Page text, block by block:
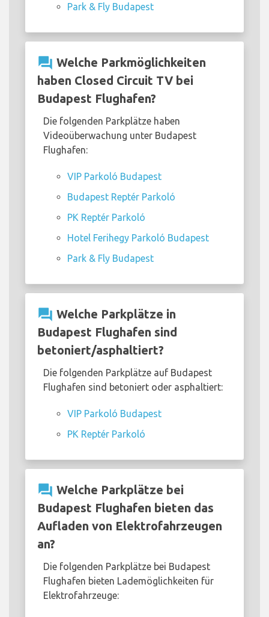
Park & Fly Budapest
question_answer Welche Parkmöglichkeiten
haben Closed Circuit TV bei
Budapest Flughafen?
Die folgenden Parkplätze haben
Videoüberwachung unter Budapest
Flughafen:
VIP Parkoló Budapest
Budapest Reptér Parkoló
PK Reptér Parkoló
Hotel Ferihegy Parkoló Budapest
Park & Fly Budapest
question_answer Welche Parkplätze in
Budapest Flughafen sind
betoniert/asphaltiert?
Die folgenden Parkplätze auf Budapest
Flughafen sind betoniert oder asphaltiert:
VIP Parkoló Budapest
PK Reptér Parkoló
question_answer Welche Parkplätze bei
Budapest Flughafen bieten das
Aufladen von Elektrofahrzeugen
an?
Die folgenden Parkplätze bei Budapest
Flughafen bieten Lademöglichkeiten für
Elektrofahrzeuge: